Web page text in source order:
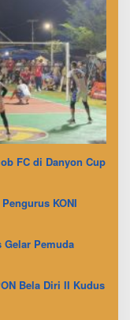
FC di Danyon Cup
KONI
Pemuda
Bela Diri II Kudus